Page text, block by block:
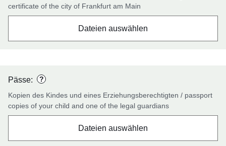
certificate of the city of Frankfurt am Main
Dateien auswählen
Pässe:
?
Kopien des Kindes und eines Erziehungsberechtigten / passport
copies of your child and one of the legal guardians
Dateien auswählen